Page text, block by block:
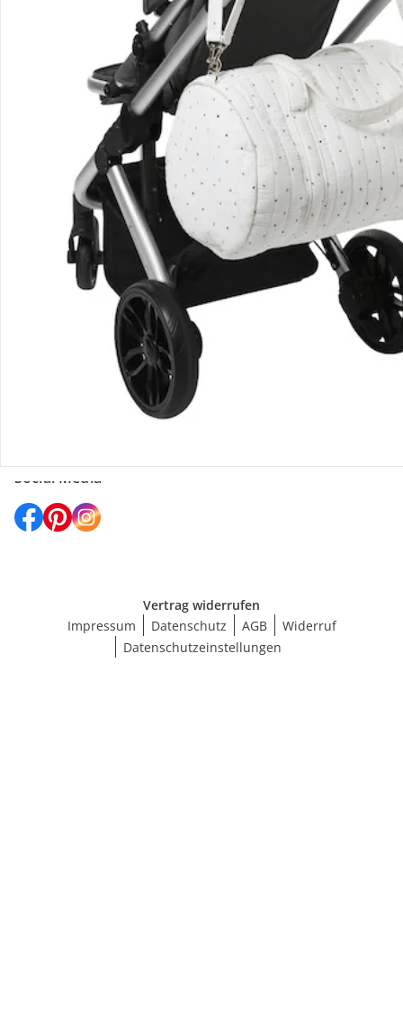
Sicher & flexibel bezahlen
Sicher einkaufen
Versanddienstleister
Social Media
Vertrag widerrufen
Impressum
Datenschutz AGB
Widerruf
Datenschutzeinstellungen